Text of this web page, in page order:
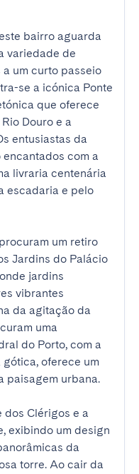
bairro aguarda
variedade de
um curto passeio
se a icónica Ponte
que oferece
Douro e a
entusiastas da
com a
livraria centenária
escadaria e pelo
um retiro
Jardins do Palácio
jardins
vibrantes
da agitação da
uma
do Porto, com a
oferece um
paisagem urbana.
dos Clérigos e a
exibindo um design
da
torre. Ao cair da